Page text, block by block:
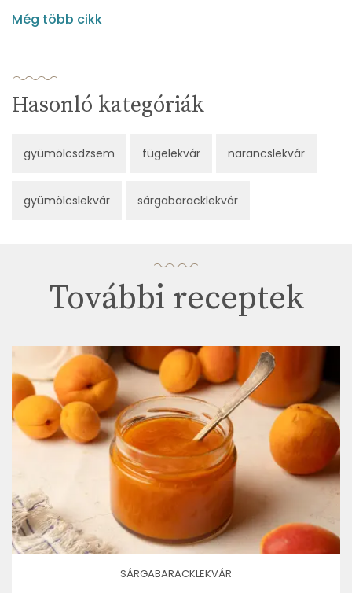
Még több cikk
Hasonló kategóriák
gyümölcsdzsem fügelekvár narancslekvár
gyümölcslekvár sárgabaracklekvár
További receptek
SÁRGABARACKLEKVÁR